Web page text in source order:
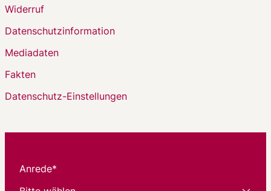
Widerruf
Datenschutzinformation
Mediadaten
Fakten
Datenschutz-Einstellungen
Anrede*